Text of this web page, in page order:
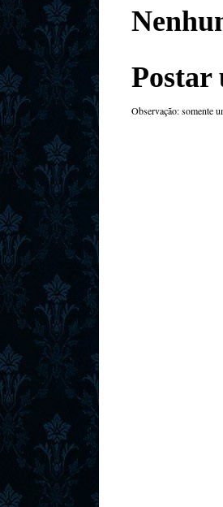
Postar
Observação: somente